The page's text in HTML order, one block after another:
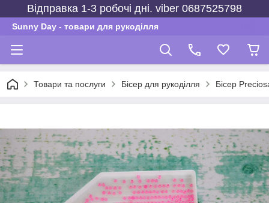
Відправка 1-3 робочі дні. viber 0687525798
Sunny Day - товари для рукоділля
Товари та послуги Бісер для рукоділля Бісер